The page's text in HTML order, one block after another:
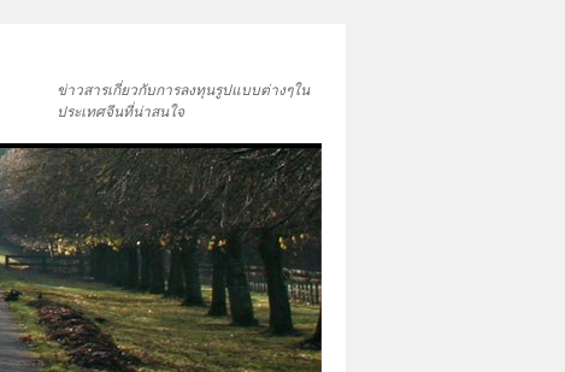
ข่าวสารเกี่ยวกับการลงทุนรูปแบบต่างๆใน
ประเทศจีนที่น่าสนใจ